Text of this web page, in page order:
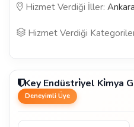
Hizmet Verdiği İller: Ankara
Hizmet Verdiği
Key Endüstri̇yel Ki̇mya
Deneyimli Üye